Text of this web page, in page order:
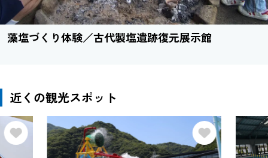
藻塩づくり体験／古代製塩遺跡復元展示館
近くの観光スポット